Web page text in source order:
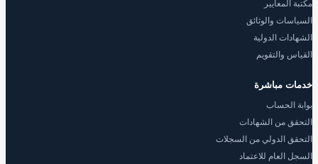
مكتبة المعايير
السياسات والوثائق
الشهادات الدولية
القياس والتقويم
خدمات مباشرة
بوابة الحساب
التحقق من الشهادات
التحقق الدولي من السجلات
السجل العام للاعتماد